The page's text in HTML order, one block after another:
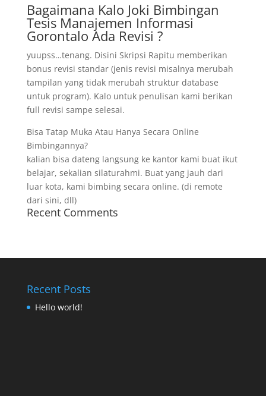
Bagaimana Kalo Joki Bimbingan
Tesis Manajemen Informasi
Gorontalo Ada Revisi ?
yuupss…tenang. Disini Skripsi Rapitu memberikan
bonus revisi standar (jenis revisi misalnya merubah
tampilan yang tidak merubah struktur database
untuk program). Kalo untuk penulisan kami berikan
full revisi sampe selesai.
Bisa Tatap Muka Atau Hanya Secara Online
Bimbingannya?
kalian bisa dateng langsung ke kantor kami buat ikut
belajar, sekalian silaturahmi. Buat yang jauh dari
luar kota, kami bimbing secara online. (di remote
dari sini, dll)
Recent Comments
Recent Posts
Hello world!